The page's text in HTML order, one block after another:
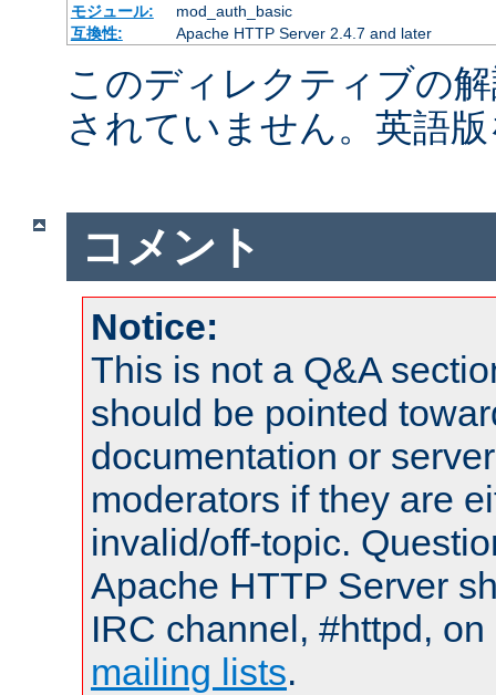
モジュール:
mod_auth_basic
互換性:
Apache HTTP Server 2.4.7 and later
このディレクティブの
されていません。英語
コメント
Notice:
This is not a Q&A
should be pointed
documentation or
moderators if they are
invalid/off-topic.
Apache HTTP Server
IRC channel, #httpd,
mailing lists.